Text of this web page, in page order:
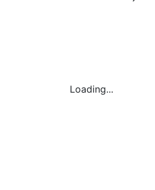
Loading...